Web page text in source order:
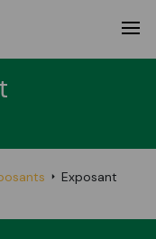
Exposant